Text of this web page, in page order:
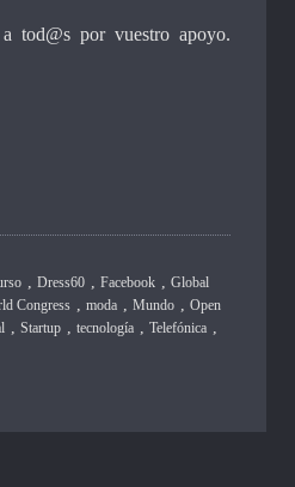
tod@s por vuestro apoyo.
, Dress60 , Facebook , Global
Congress , moda , Mundo , Open
, Startup , tecnología , Telefónica ,